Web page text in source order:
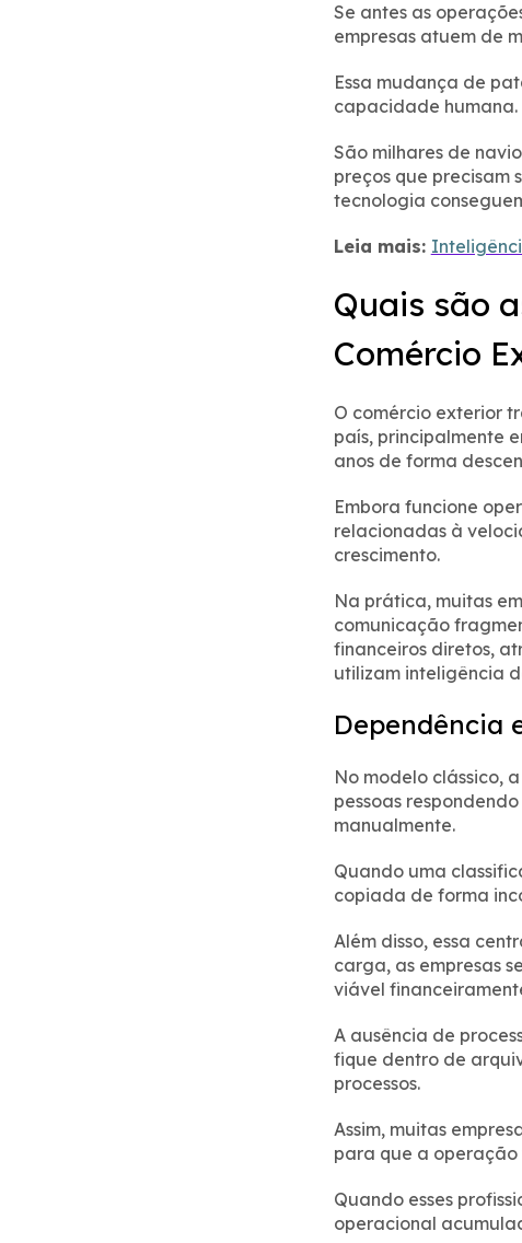
Se antes as
empresas atuem de
Essa mudança de
capacidade humana.
São milhares de
preços que precisam
tecnologia
Leia mais:
Quais são
Comércio
O comércio exterior
país, principalmente
anos de forma
Embora funcione
relacionadas à
crescimento.
Na prática, muitas
comunicação
financeiros diretos,
utilizam inteligência
Dependência
No modelo clássico,
pessoas
manualmente.
Quando uma
copiada de forma
Além disso, essa
carga, as empresas
viável
A ausência de
fique dentro de
processos.
Assim, muitas
para que a
Quando esses
operacional